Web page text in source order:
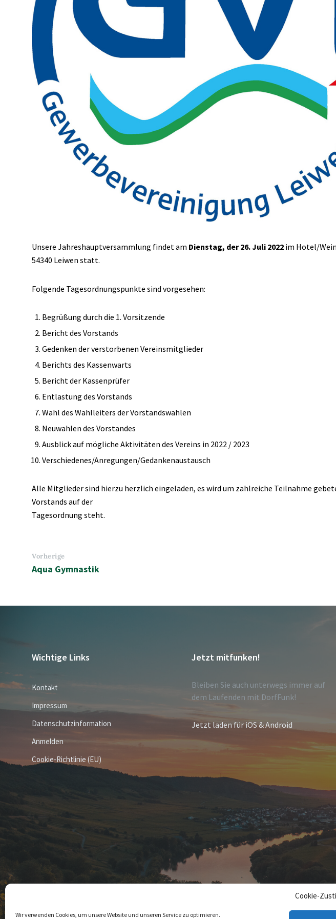
Cookie-
Wir verwenden Cookies, um unsere Website und unseren Service zu optimieren.
Unsere Jahreshauptversammlung findet am Dienstag, der 26. Juli 2022 im Hotel/
54340 Leiwen statt.
Folgende Tagesordnungspunkte sind vorgesehen:
Begrüßung durch die 1. Vorsitzende
Bericht des Vorstands
Gedenken der verstorbenen Vereinsmitglieder
Berichts des Kassenwarts
Bericht der Kassenprüfer
Entlastung des Vorstands
Wahl des Wahlleiters der Vorstandswahlen
Neuwahlen des Vorstandes
Ausblick auf mögliche Aktivitäten des Vereins in 2022 / 2023
Verschiedenes/Anregungen/Gedankenaustausch
Alle Mitglieder sind hierzu herzlich eingeladen, es wird um zahlreiche Teilnahme
Vorstands auf der
Tagesordnung steht.
Vorherige
Aqua Gymnastik
Wichtige Links
Kontakt
Impressum
Datenschutzinformation
Anmelden
Cookie-Richtlinie (EU)
Jetzt mitfunken!
Bleiben Sie auch unterwegs immer auf
dem Laufenden mit DorfFunk!
Jetzt laden für iOS & Android